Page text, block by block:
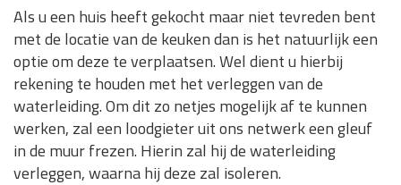
Als u een huis heeft gekocht maar niet tevreden bent
met de locatie van de keuken dan is het natuurlijk een
optie om deze te verplaatsen. Wel dient u hierbij
rekening te houden met het verleggen van de
waterleiding. Om dit zo netjes mogelijk af te kunnen
werken, zal een loodgieter uit ons netwerk een gleuf
in de muur frezen. Hierin zal hij de waterleiding
verleggen, waarna hij deze zal isoleren.